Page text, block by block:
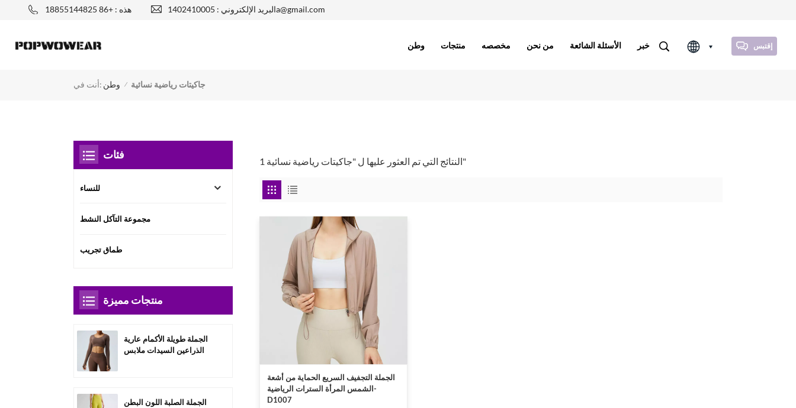
هذه : +86 18855144825 البريد الإلكتروني :1402410005a@gmail.com
إقتبس وطن منتجات مخصصه من نحن الأسئلة الشائعة خبر
أنت في: وطن / جاكيتات رياضية نسائية
1 النتائج التي تم العثور عليها ل "جاكيتات رياضية نسائية"
الجملة التجفيف السريع الحماية من أشعة
الشمس المرأة السترات الرياضية-
D1007
فئات
للنساء
مجموعة التآكل النشط
طماق تجريب
منتجات مميزة
الجملة طويلة الأكمام عارية
الذراعين السيدات ملابس
الجملة الصلبة اللون البطن